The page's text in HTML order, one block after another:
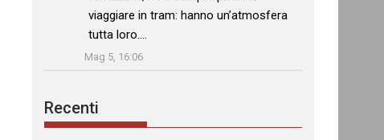
viaggiare in tram: hanno un’atmosfera
tutta loro.…
Mag 5, 16:06
Recenti